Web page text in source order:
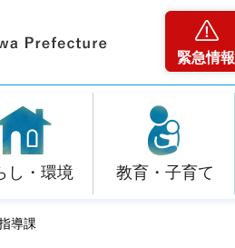
緊急情報
し・環境 教育・子育て
導課